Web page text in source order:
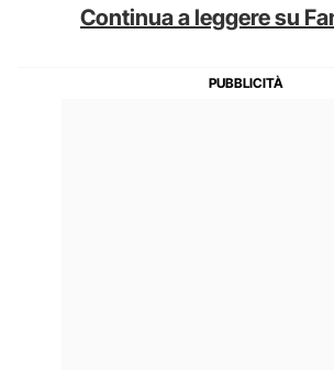
Continua a leggere su